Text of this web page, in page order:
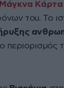
Κάρτα
του. Το
ο περιορισμός